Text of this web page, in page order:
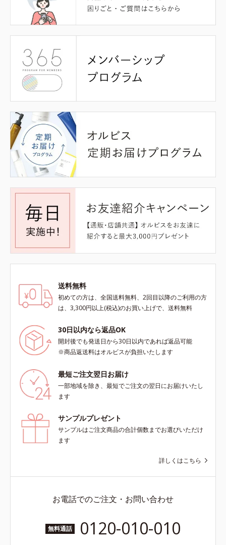
送料無料
初めての方は、全国送料無料、2回目以降のご利用の方
は、3,300円以上(税込)のお買い上げで、送料無料
30日以内なら返品OK
開封後でも発送日から30日以内であれば返品可能
※商品返送料はオルビスが負担いたします
最短ご注文翌日お届け
一部地域を除き、最短でご注文の翌日にお届けいたし
ます
サンプルプレゼント
サンプルはご注文商品の合計個数までお選びいただけ
ます
詳しくはこちら
お電話でのご注文・お問い合わせ
無料通話 0120-010-010